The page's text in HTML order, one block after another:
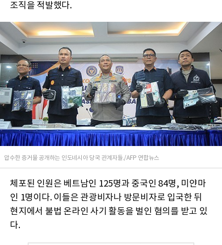
조직을 적발했다.
압수한 증거물 공개하는 인도네시아 당국 관계자들./AFP 연합뉴스
체포된 인원은 베트남인 125명과 중국인 84명, 미얀마
인 1명이다. 이들은 관광비자나 방문비자로 입국한 뒤
현지에서 불법 온라인 사기 활동을 벌인 혐의를 받고 있
다.